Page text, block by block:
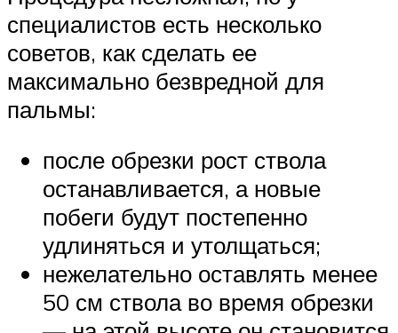
специалистов есть несколько
советов, как сделать ее
максимально безвредной для
пальмы:
после обрезки рост ствола
останавливается, а новые
побеги будут постепенно
удлиняться и утолщаться;
нежелательно оставлять менее
50 см ствола во время обрезки